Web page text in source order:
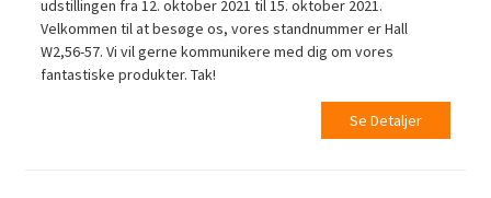
udstillingen fra 12. oktober 2021 til 15. oktober 2021.
Velkommen til at besøge os, vores standnummer er Hall
W2,56-57. Vi vil gerne kommunikere med dig om vores
fantastiske produkter. Tak!
Se Detaljer